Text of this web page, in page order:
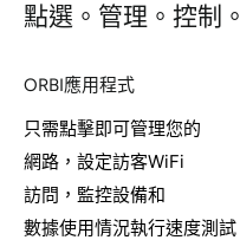
點選。管理。控制。
ORBI應用程式
只需點擊即可管理您的
網路，設定訪客WiFi
訪問，監控設備和
數據使用情況執行速度測試